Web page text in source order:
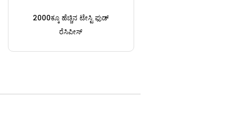
2000ಕ್ಕೂ ಹೆಚ್ಚಿನ ಟೇಸ್ಟಿ ಫುಡ್
ರೆಸಿಪೀಸ್